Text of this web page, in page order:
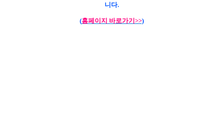
니다.
(홈페이지 바로가기>>)